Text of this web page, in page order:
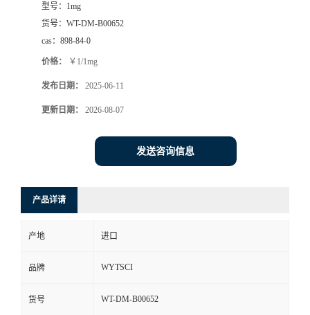
型号： 1mg
货号： WT-DM-B00652
cas： 898-84-0
价格： ￥1/1mg
发布日期： 2025-06-11
更新日期： 2026-08-07
发送咨询信息
产品详请
产地 进口
品牌 WYTSCI
货号 WT-DM-B00652